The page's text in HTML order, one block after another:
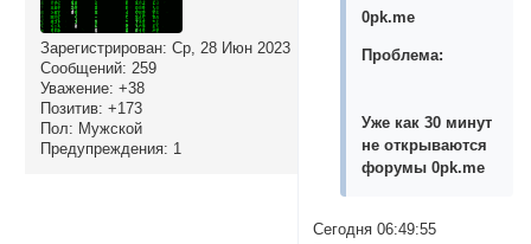
Зарегистрирован: Ср, 28 Июн 2023
Сообщений: 259
Уважение: +38
Позитив: +173
Пол: Мужской
Предупреждения: 1
0pk.me
Проблема:
Уже как 30 минут
не открываются
форумы 0pk.me
Сегодня 06:49:55